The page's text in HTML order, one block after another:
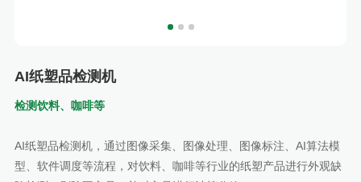
AI纸塑品检测机
检测饮料、咖啡等
AI纸塑品检测机，通过图像采集、图像处理、图像标注、AI算法模
型、软件调度等流程，对饮料、咖啡等行业的纸塑产品进行外观缺